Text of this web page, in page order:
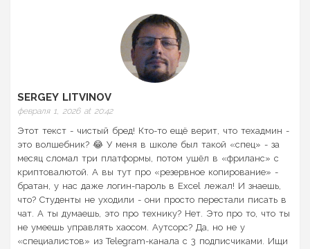
SERGEY LITVINOV
февраля 1, 2026 at 20:42
Этот текст - чистый бред! Кто-то ещё верит, что техадмин -
это волшебник? 😂 У меня в школе был такой «спец» - за
месяц сломал три платформы, потом ушёл в «фриланс» с
криптовалютой. А вы тут про «резервное копирование» -
братан, у нас даже логин-пароль в Excel лежал! И знаешь,
что? Студенты не уходили - они просто перестали писать в
чат. А ты думаешь, это про технику? Нет. Это про то, что ты
не умеешь управлять хаосом. Аутсорс? Да, но не у
«специалистов» из Telegram-канала с 3 подписчиками. Ищи